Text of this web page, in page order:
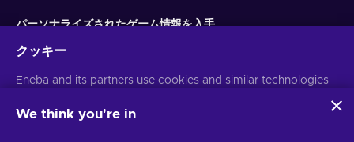
パーソナライズされたゲーム情報を入手
配信停止はいつでも可能です。詳しくは個人情報保護方針をご覧くださ
クッキー
Eneba and its partners use cookies and similar technologies
website. We use this information to enhance content,
We think you're in